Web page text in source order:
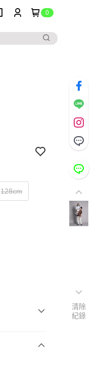
0
128cm
清除
紀錄